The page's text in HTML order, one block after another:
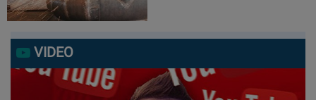
VIDEO